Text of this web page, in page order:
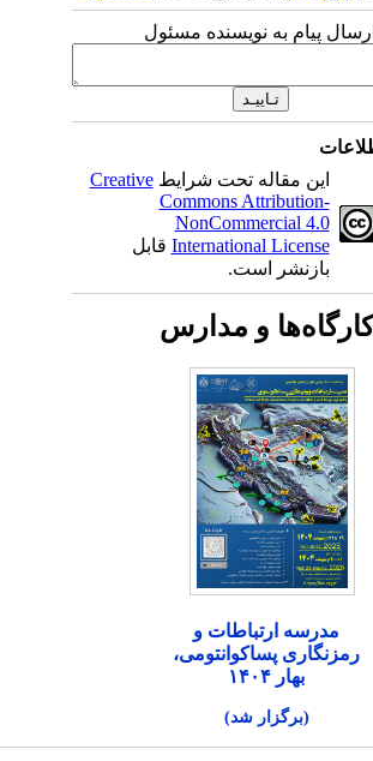
پیام به نویسنده مسئول
این مقاله تحت شرایطCreative
Commons Attribution-
NonCommercial 4.0
International Licenseقابل
بازنشر است.
و مدارس
مدرسه ارتباطات و
رمزنگاری پساکوانتومی،
بهار ۱۴۰۴
(برگزار شد)